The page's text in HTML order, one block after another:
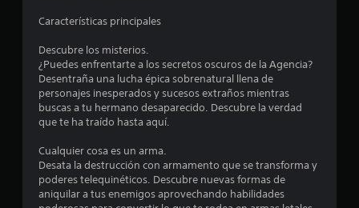
t
e
l
Características principales
Descubre los misterios.
¿Puedes enfrentarte a los secretos oscuros de la Agencia?
Desentraña una lucha épica sobrenatural llena de
personajes inesperados y sucesos extraños mientras
buscas a tu hermano desaparecido. Descubre la verdad
que te ha traído hasta aquí.
Cualquier cosa es un arma.
Desata la destrucción con armamento que se transforma y
poderes telequinéticos. Descubre nuevas formas de
aniquilar a tus enemigos aprovechando habilidades